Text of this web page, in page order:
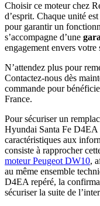
Choisir ce moteur chez
d’esprit. Chaque unité
pour garantir un
s’accompagne d’une
engagement envers votre
N’attendez plus pour
Contactez-nous dès
commande pour
France.
Pour sécuriser un
Hyundai Santa Fe D4EA
caractéristiques aux
consiste à rapprocher
moteur Peugeot DW10,
au même ensemble
D4EA repéré, la
sécuriser la suite de